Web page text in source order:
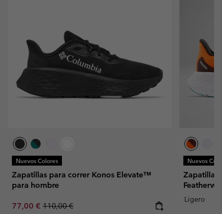
Nuevos Colores
Zapatillas para correr Konos Elevate™
para hombre
Sale price:
77,00 € Regular price:
110,00 €
Nuevos
Zapatillas
Ligero